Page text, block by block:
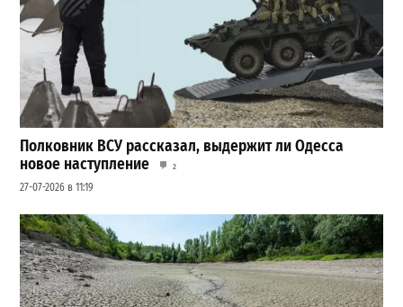
Полковник ВСУ рассказал, выдержит ли Одесса
новое наступление
2
27-07-2026 в 11:19